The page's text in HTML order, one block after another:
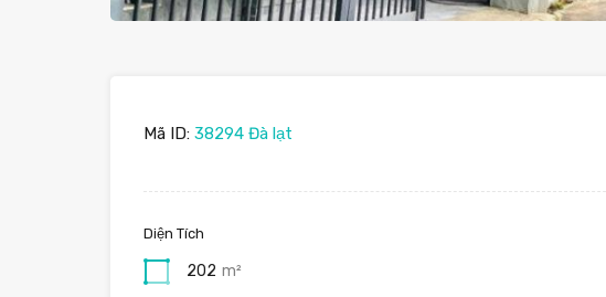
Mã ID: 38294 Đà lạt
Diện Tích
202 m²